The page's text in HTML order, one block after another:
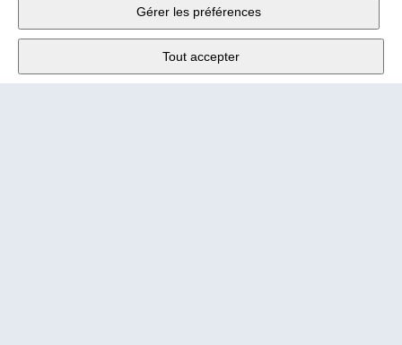
Lu - Ve 9:00 - 12:00 h
Tél. +4131 377 21 11
Gérer les préférences
Tout accepter